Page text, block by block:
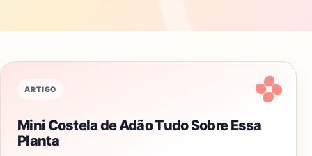
ARTIGO
Mini Costela de Adão Tudo Sobre Essa
Planta